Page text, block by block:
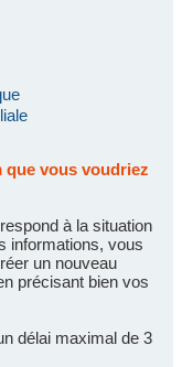
que vous voudriez
à la situation
informations, vous
un nouveau
précisant bien vos
délai maximal de 3